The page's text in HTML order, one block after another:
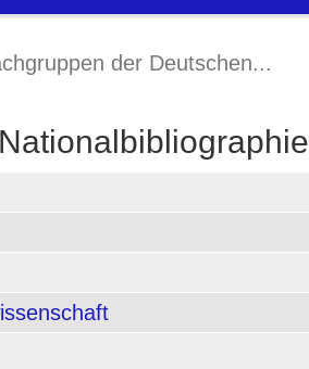
der Deutschen...